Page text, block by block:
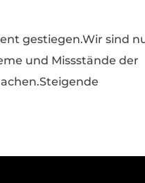
gestiegen.Wir sind
und Missstände der